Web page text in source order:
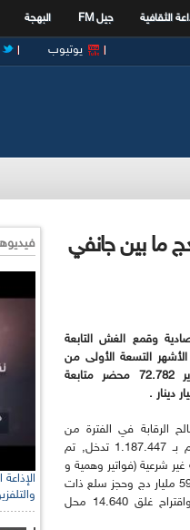
الثقافية جيل FM البهجة
يوتيوب
و حجز سلع بقيمة 5 مليارات دج ما بين جانفي
وقمع الغش التابعة
الأشهر التسعة الأولى من
2020 تسجيل 77.394 مخالفة وتحرير 72.782 محضر متابعة
الرقابة في الفترة من
جانفي إلى نهاية شهر سبتمبر المنصرم بـ 1.187.447 تدخل, تم
شرعية (فواتير وهمية و
مزورة، وأرقام أعمال مخفية) بقيمة 59,19 مليار دج وحجز سلع ذات
قيمة إجمالية تقدر بـ 5,04 مليار دج واقتراح غلق 14.640 محل